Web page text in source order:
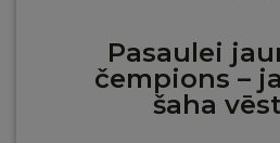
Pasaulei
čempions –
šaha